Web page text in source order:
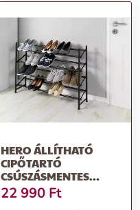
HERO ÁLLÍTHATÓ
CIPŐTARTÓ
CSÚSZÁSMENTES
FELÜLETTEL - WENKO
22 990 Ft